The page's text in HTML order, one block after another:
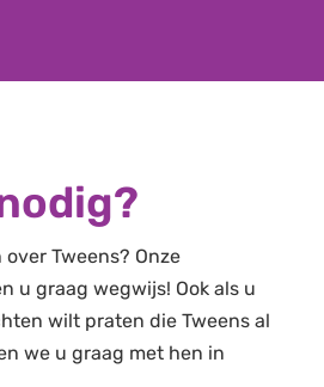
Tweens? Onze
u graag wegwijs! Ook als u
wilt praten die Tweens al
we u graag met hen in